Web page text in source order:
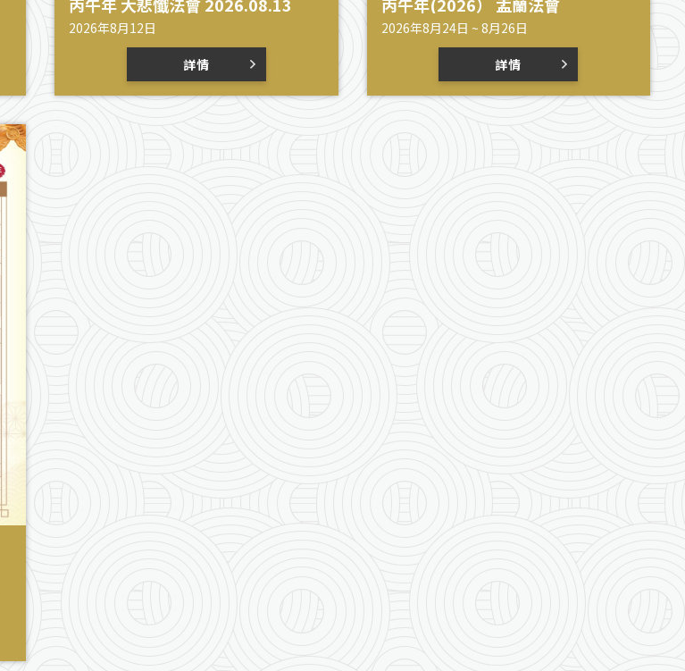
丙午年 大悲懺法會 2026.08.13
2026年8月12日
詳情
丙午年(2026） 盂蘭法會
2026年8月24日 ~ 8月26日
詳情